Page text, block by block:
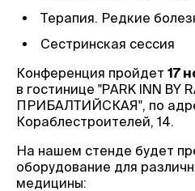
Терапия. Редкие
Сестринская сессия
Конференция пройдет 17
в гостинице "PARK INN BY
ПРИБАЛТИЙСКАЯ", по
Кораблестроителей, 14.
На нашем стенде будет
оборудование для
медицины: